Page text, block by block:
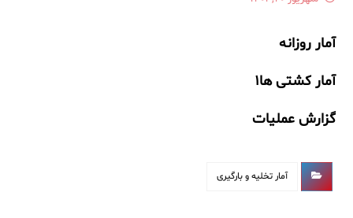
آمار روزانه
آمار کشتی ها۱
گزارش عملیات
آمار تخلیه و بارگیری